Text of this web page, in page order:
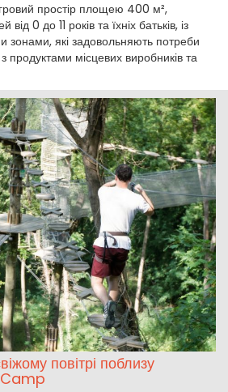
простір площею 400 м²,
0 до 11 років та їхніх батьків, із
зонами, які задовольняють потреби
продуктами місцевих виробників та
повітрі поблизу